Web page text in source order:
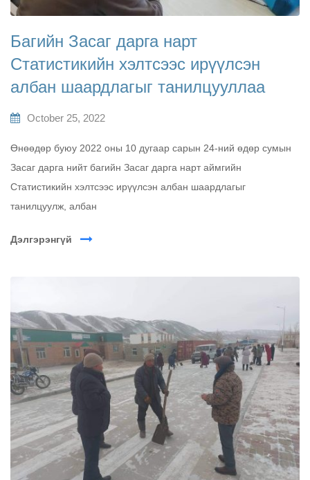
Багийн Засаг дарга нарт
Статистикийн хэлтсээс ирүүлсэн
албан шаардлагыг танилцууллаа
October 25, 2022
Өнөөдөр буюу 2022 оны 10 дугаар сарын 24-ний өдөр сумын
Засаг дарга нийт багийн Засаг дарга нарт аймгийн
Статистикийн хэлтсээс ирүүлсэн албан шаардлагыг
танилцуулж, албан
Дэлгэрэнгүй